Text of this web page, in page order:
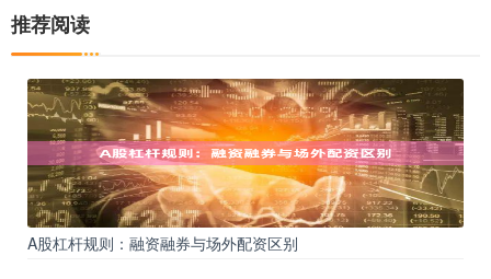
推荐阅读
A股杠杆规则：融资融券与场外配资区别